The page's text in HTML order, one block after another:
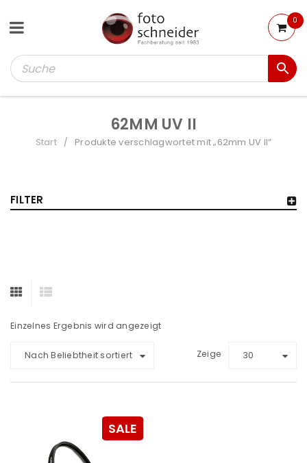
0
62MM UV II
Start / Produkte verschlagwortet mit „62mm UV II“
FILTER
Einzelnes Ergebnis wird angezeigt
Nach Beliebtheit sortiert Zeige 30
SALE